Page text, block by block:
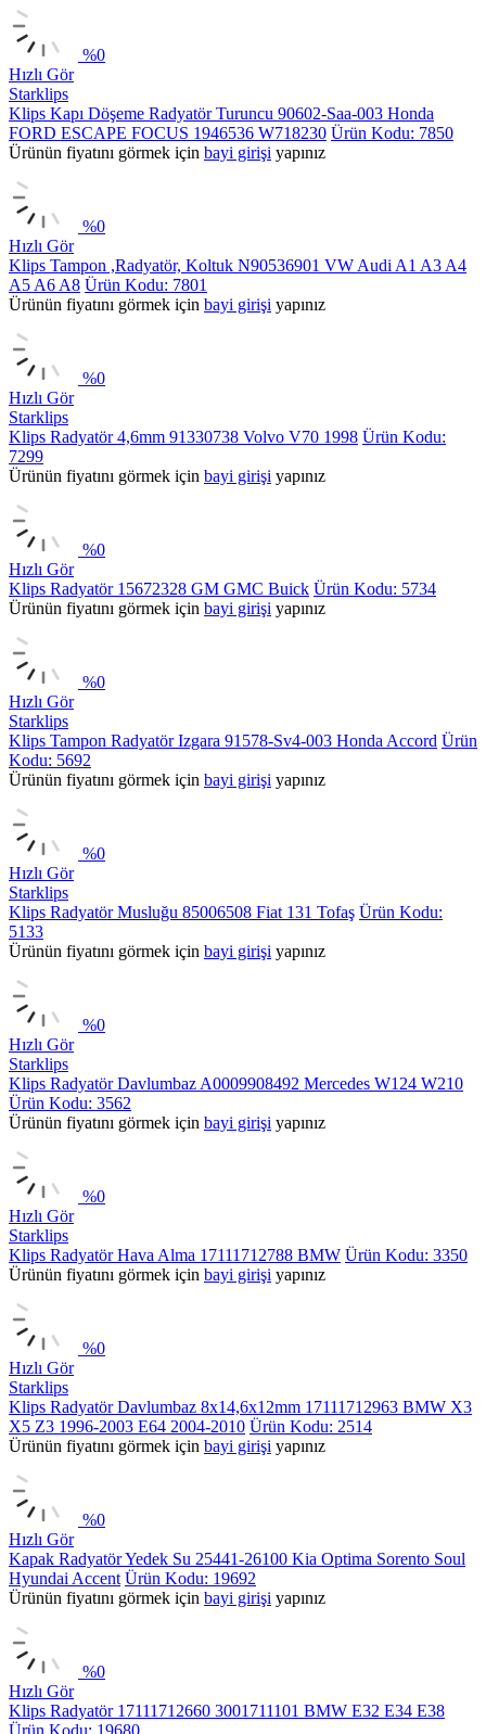
%0
Hızlı Gör
Starklips
Klips Kapı Döşeme Radyatör Turuncu 90602-Saa-003 Honda
FORD ESCAPE FOCUS 1946536 W718230 Ürün Kodu: 7850
Ürünün fiyatını görmek için bayi girişi yapınız
%0
Hızlı Gör
Klips Tampon ,Radyatör, Koltuk N90536901 VW Audi A1 A3 A4
A5 A6 A8 Ürün Kodu: 7801
Ürünün fiyatını görmek için bayi girişi yapınız
%0
Hızlı Gör
Starklips
Klips Radyatör 4,6mm 91330738 Volvo V70 1998 Ürün Kodu:
7299
Ürünün fiyatını görmek için bayi girişi yapınız
%0
Hızlı Gör
Klips Radyatör 15672328 GM GMC Buick Ürün Kodu: 5734
Ürünün fiyatını görmek için bayi girişi yapınız
%0
Hızlı Gör
Starklips
Klips Tampon Radyatör Izgara 91578-Sv4-003 Honda Accord Ürün
Kodu: 5692
Ürünün fiyatını görmek için bayi girişi yapınız
%0
Hızlı Gör
Starklips
Klips Radyatör Musluğu 85006508 Fiat 131 Tofaş Ürün Kodu:
5133
Ürünün fiyatını görmek için bayi girişi yapınız
%0
Hızlı Gör
Starklips
Klips Radyatör Davlumbaz A0009908492 Mercedes W124 W210
Ürün Kodu: 3562
Ürünün fiyatını görmek için bayi girişi yapınız
%0
Hızlı Gör
Starklips
Klips Radyatör Hava Alma 17111712788 BMW Ürün Kodu: 3350
Ürünün fiyatını görmek için bayi girişi yapınız
%0
Hızlı Gör
Starklips
Klips Radyatör Davlumbaz 8x14,6x12mm 17111712963 BMW X3
X5 Z3 1996-2003 E64 2004-2010 Ürün Kodu: 2514
Ürünün fiyatını görmek için bayi girişi yapınız
%0
Hızlı Gör
Kapak Radyatör Yedek Su 25441-26100 Kia Optima Sorento Soul
Hyundai Accent Ürün Kodu: 19692
Ürünün fiyatını görmek için bayi girişi yapınız
%0
Hızlı Gör
Klips Radyatör 17111712660 3001711101 BMW E32 E34 E38
Ürün Kodu: 19680